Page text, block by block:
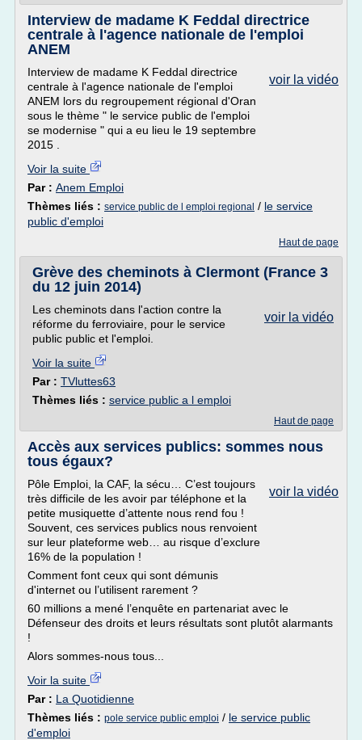
Interview de madame K Feddal directrice
centrale à l'agence nationale de l'emploi
ANEM
voir la vidéo
Interview de madame K Feddal directrice
centrale à l'agence nationale de l'emploi
ANEM lors du regroupement régional d'Oran
sous le thème " le service public de l'emploi
se modernise " qui a eu lieu le 19 septembre
2015 .
Voir la suite
Par : Anem Emploi
Thèmes liés : service public de l emploi regional / le service
public d'emploi
Haut de page
Grève des cheminots à Clermont (France 3
du 12 juin 2014)
voir la vidéo
Les cheminots dans l'action contre la
réforme du ferroviaire, pour le service
public public et l'emploi.
Voir la suite
Par : TVluttes63
Thèmes liés : service public a l emploi
Haut de page
Accès aux services publics: sommes nous
tous égaux?
voir la vidéo
Pôle Emploi, la CAF, la sécu… C’est toujours
très difficile de les avoir par téléphone et la
petite musiquette d’attente nous rend fou !
Souvent, ces services publics nous renvoient
sur leur plateforme web… au risque d’exclure
16% de la population !
Comment font ceux qui sont démunis
d'internet ou l’utilisent rarement ?
60 millions a mené l’enquête en partenariat avec le
Défenseur des droits et leurs résultats sont plutôt alarmants
!
Alors sommes-nous tous...
Voir la suite
Par : La Quotidienne
Thèmes liés : pole service public emploi / le service public
d'emploi